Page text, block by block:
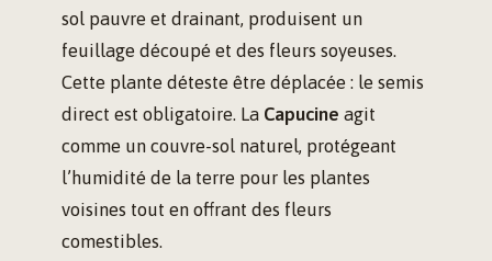
sol pauvre et drainant, produisent un
feuillage découpé et des fleurs soyeuses.
Cette plante déteste être déplacée : le semis
direct est obligatoire. La Capucine agit
comme un couvre-sol naturel, protégeant
l’humidité de la terre pour les plantes
voisines tout en offrant des fleurs
comestibles.